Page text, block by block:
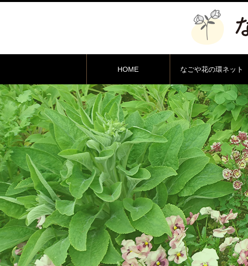
HOME なごや花の環ネット